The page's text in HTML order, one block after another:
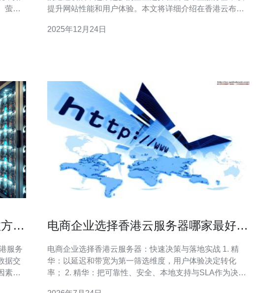
萤石
提升网站性能和用户体验。本文将详细介绍在香港云布置
进行云服务器部署。 以下是我们为您准备的操作指南，涵
2025年12月24日
法
据交
素影
电商企业选择香港云服务器哪家最好用
电商企业选择香港云服务器：快速决策与落地实战 1. 精
华：以延迟和带宽为第一筛选维度，用户体验决定转化
率； 2. 精华：把可靠性、安全、本地支持与SLA作为决胜